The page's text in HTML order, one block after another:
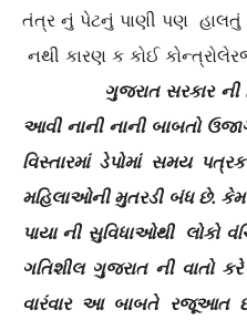
તંત્ર નું પેટનું પાણી પણ હાલતું
નથી કારણ ક કોઈ
ગુજરાત સરકાર ની
આવી નાની નાની બાબતો
વિસ્તારમાં ડેપોમાં સમય
મહિલાઓની મુતરડી બંધ છે.
પાયા ની સુવિધાઓથી લોકો
ગતિશીલ ગુજરાત ની વાતો
વારંવાર આ બાબતે રજૂઆત